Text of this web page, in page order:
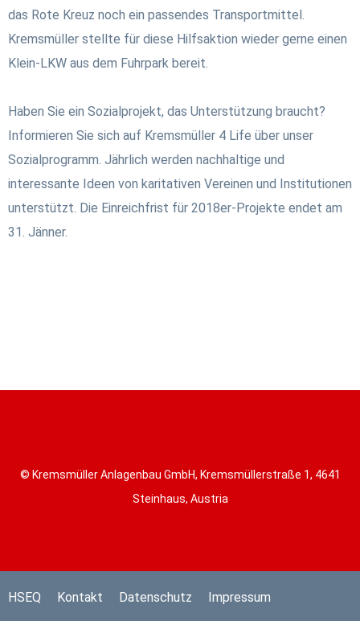
das Rote Kreuz noch ein passendes Transportmittel.
Kremsmüller stellte für diese Hilfsaktion wieder gerne einen
Klein-LKW aus dem Fuhrpark bereit.
Haben Sie ein Sozialprojekt, das Unterstützung braucht?
Informieren Sie sich auf Kremsmüller 4 Life über unser
Sozialprogramm. Jährlich werden nachhaltige und
interessante Ideen von karitativen Vereinen und Institutionen
unterstützt. Die Einreichfrist für 2018er-Projekte endet am
31. Jänner.
© Kremsmüller Anlagenbau GmbH, Kremsmüllerstraße 1, 4641
Steinhaus, Austria
HSEQ Kontakt Datenschutz Impressum